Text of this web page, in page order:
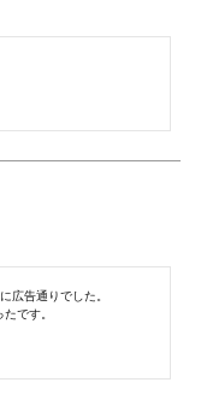
広告通りでした。
です。